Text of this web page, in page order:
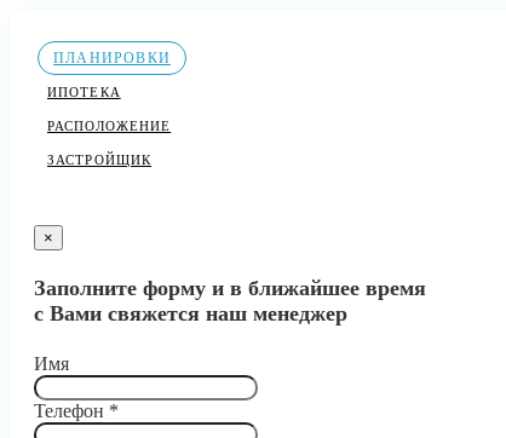
ПЛАНИРОВКИ
ИПОТЕКА
РАСПОЛОЖЕНИЕ
ЗАСТРОЙЩИК
×
Заполните форму и в ближайшее время
с Вами свяжется наш менеджер
Имя
Телефон *